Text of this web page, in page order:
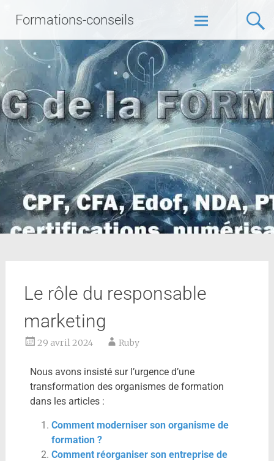
Formations-conseils
Le rôle du responsable
marketing
29 avril 2024 Ruby
Nous avons insisté sur l’urgence d’une
transformation des organismes de formation
dans les articles :
Comment moderniser son organisme de
formation ?
Comment réorganiser son entreprise de